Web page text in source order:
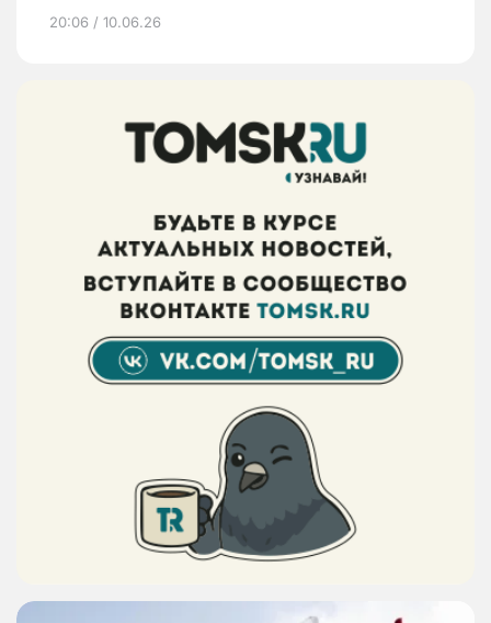
20:06 / 10.06.26